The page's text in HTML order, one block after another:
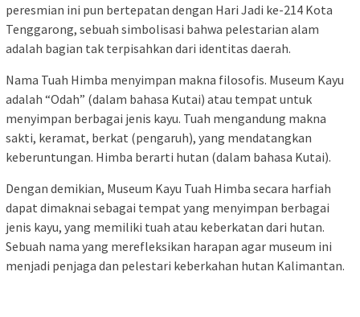
peresmian ini pun bertepatan dengan Hari Jadi ke-214 Kota
Tenggarong, sebuah simbolisasi bahwa pelestarian alam
adalah bagian tak terpisahkan dari identitas daerah.
Nama Tuah Himba menyimpan makna filosofis. Museum Kayu
adalah “Odah” (dalam bahasa Kutai) atau tempat untuk
menyimpan berbagai jenis kayu. Tuah mengandung makna
sakti, keramat, berkat (pengaruh), yang mendatangkan
keberuntungan. Himba berarti hutan (dalam bahasa Kutai).
Dengan demikian, Museum Kayu Tuah Himba secara harfiah
dapat dimaknai sebagai tempat yang menyimpan berbagai
jenis kayu, yang memiliki tuah atau keberkatan dari hutan.
Sebuah nama yang merefleksikan harapan agar museum ini
menjadi penjaga dan pelestari keberkahan hutan Kalimantan.